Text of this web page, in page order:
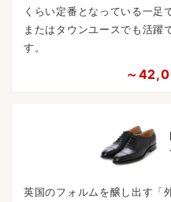
くらい定番となっている一足
またはタウンユースでも活躍
す。
～
英国のフォルムを醸し出す「